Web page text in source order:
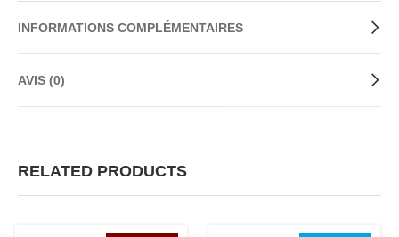
INFORMATIONS COMPLÉMENTAIRES
AVIS (0)
RELATED PRODUCTS